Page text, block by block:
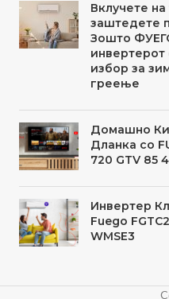
Вклучете
заштедете
Зошто
инвертерот
избор за
греење
Домашно
Дланка со
720 GTV 85
Инвертер
Fuego
WMSE3